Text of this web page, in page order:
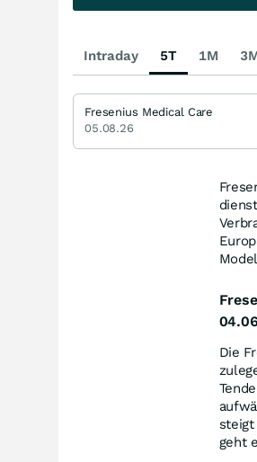
Die
steigt
geht
Intraday 5T 1M
Fresenius Medical Care
05.08.26